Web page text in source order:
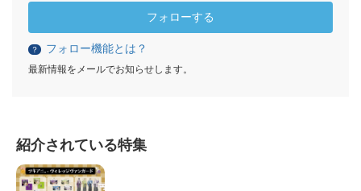
フォローする
？ フォロー機能とは？
最新情報をメールでお知らせします。
紹介されている特集